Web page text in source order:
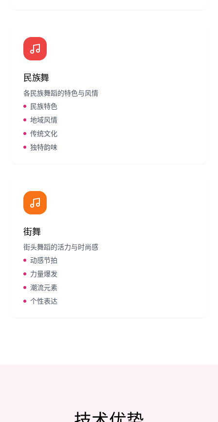
民族舞
各民族舞蹈的特色与风情
民族特色
地域风情
传统文化
独特韵味
街舞
街头舞蹈的活力与时尚感
动感节拍
力量爆发
潮流元素
个性表达